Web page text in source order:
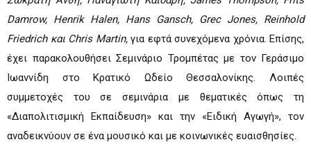
Damrow, Henrik Halen, Hans Gansch, Grec Jones, Reinhold
Friedrich και Chris Martin, για εφτά συνεχόμενα χρόνια. Επίσης,
έχει παρακολουθήσει Σεμινάριο Τρομπέτας με τον Γεράσιμο
Ιωαννίδη στο Κρατικό Ωδείο Θεσσαλονίκης. Λοιπές
συμμετοχές του σε σεμινάρια με θεματικές όπως τη
«Διαπολιτισμική Εκπαίδευση» και την «Ειδική Αγωγή», τον
αναδεικνύουν σε ένα μουσικό και με κοινωνικές ευαισθησίες.